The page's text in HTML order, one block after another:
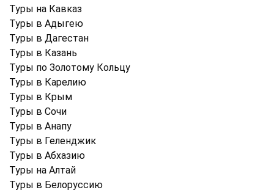
Туры на Кавказ
Туры в Адыгею
Туры в Дагестан
Туры в Казань
Туры по Золотому Кольцу
Туры в Карелию
Туры в Крым
Туры в Cочи
Туры в Анапу
Туры в Геленджик
Туры в Абхазию
Туры на Алтай
Туры в Белоруссию